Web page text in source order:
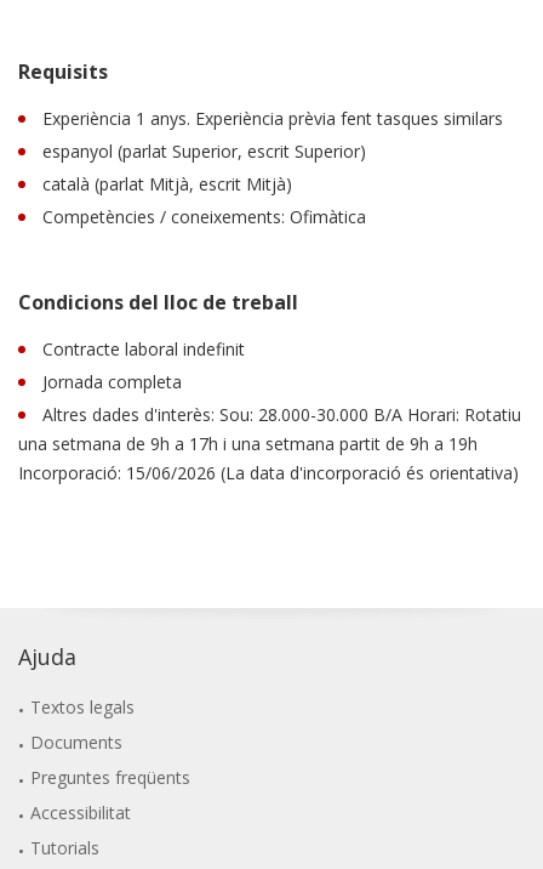
Requisits
Experiència 1 anys. Experiència prèvia fent tasques similars
espanyol (parlat Superior, escrit Superior)
català (parlat Mitjà, escrit Mitjà)
Competències / coneixements: Ofimàtica
Condicions del lloc de treball
Contracte laboral indefinit
Jornada completa
Altres dades d'interès: Sou: 28.000-30.000 B/A Horari: Rotatiu
una setmana de 9h a 17h i una setmana partit de 9h a 19h
Incorporació: 15/06/2026 (La data d'incorporació és orientativa)
Ajuda
Textos legals
Documents
Preguntes freqüents
Accessibilitat
Tutorials